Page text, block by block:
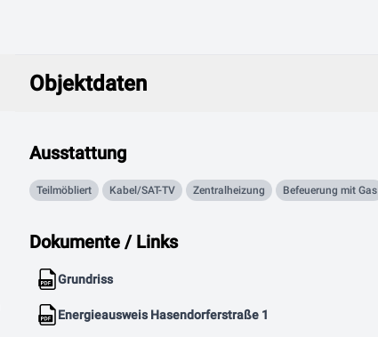
Objektdaten
Ausstattung
Teilmöbliert Kabel/SAT-TV Zentralheizung Befeuerung mit Gas
Dokumente / Links
Grundriss
Energieausweis Hasendorferstraße 1